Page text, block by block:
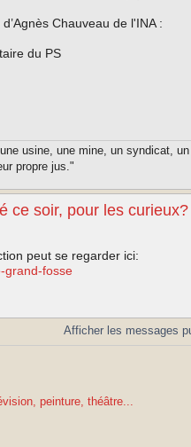
Chauveau de l'INA :
du PS
usine, une mine, un syndicat,
propre jus."
ce soir, pour les curieux?
peut se regarder ici:
grand-fosse
Afficher les messages
peinture, théâtre...